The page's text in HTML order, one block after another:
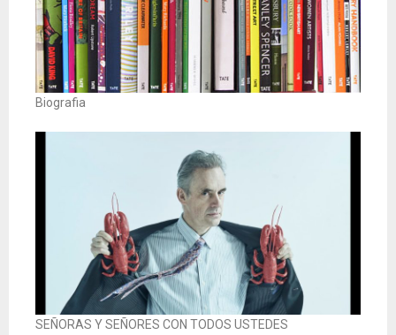
Biografia
SEÑORAS Y SEÑORES CON TODOS USTEDES